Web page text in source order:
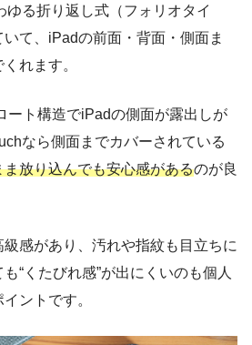
ゆる折り返し式（フォリオタイ
て、iPadの前面・背面・側面ま
れます。
ート構造でiPadの側面が露出しが
なら側面までカバーされている
放り込んでも安心感があるのが良
感があり、汚れや指紋も目立ちに
“くたびれ感”が出にくいのも個人
ントです。